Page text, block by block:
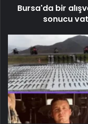
Bursa'da bir
sonucu